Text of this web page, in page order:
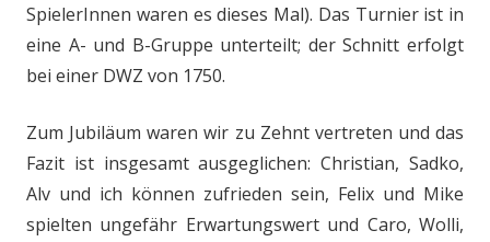
SpielerInnen waren es dieses Mal). Das Turnier ist in
eine A- und B-Gruppe unterteilt; der Schnitt erfolgt
bei einer DWZ von 1750.
Zum Jubiläum waren wir zu Zehnt vertreten und das
Fazit ist insgesamt ausgeglichen: Christian, Sadko,
Alv und ich können zufrieden sein, Felix und Mike
spielten ungefähr Erwartungswert und Caro, Wolli,